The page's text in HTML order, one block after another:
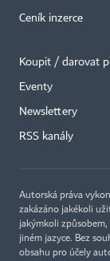
Ceník inzerce
Koupit / darovat
Eventy
Newslettery
RSS kanály
Autorská práva
zakázáno jakékoli
jakýmkoli
jiném jazyce. Bez
obsahu pro účely